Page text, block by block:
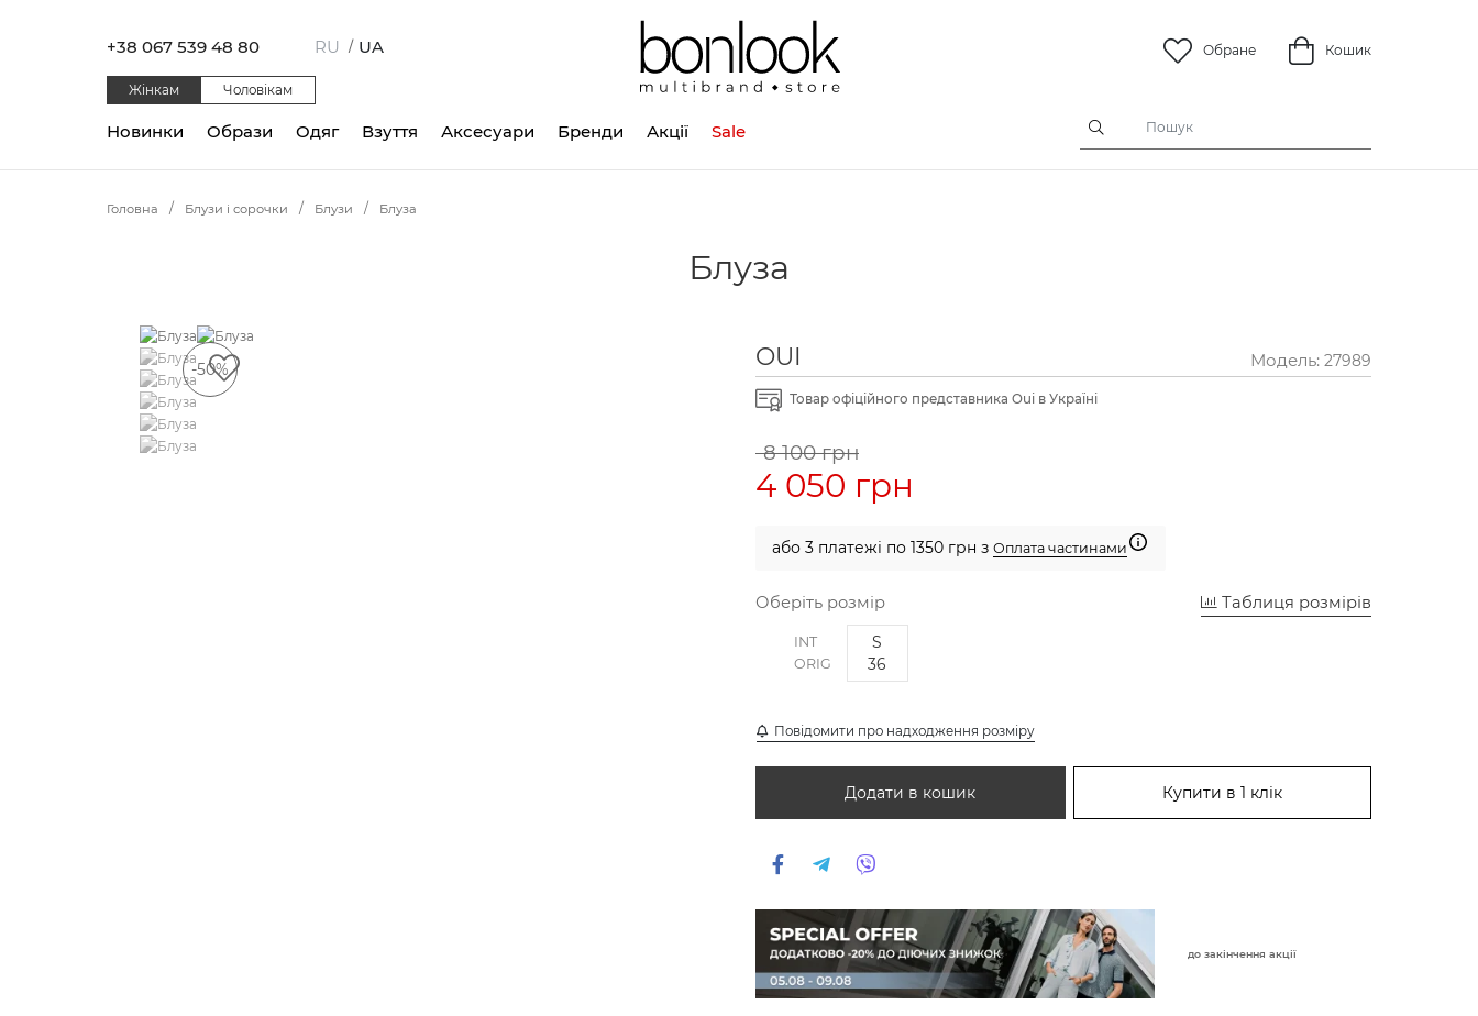
+38 067 539 48 80 RU / UA Обране Кошик
Жінкам Чоловікам
Одяг Взуття Аксесуари
Новинки Образи Бренди Акції Sale
Головна Блузи і сорочки Блузи Блуза
Блуза
-50% OUI Модель: 27989
Товар офіційного представника Oui в Україні
8 100 грн
4 050 грн
або 3 платежі по 1350 грн з Оплата частинами
Оберіть розмір Таблиця розмірів
INT
ORIG
S
36
Повідомити про надходження розміру
Додати в кошик Купити в 1 клік
до закінчення акції